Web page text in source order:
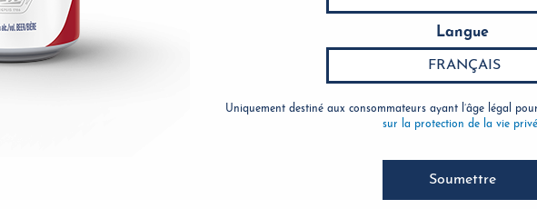
Langue
Uniquement destiné aux consommateurs ayant l’âge légal
sur la protection de la vie
Soumettre